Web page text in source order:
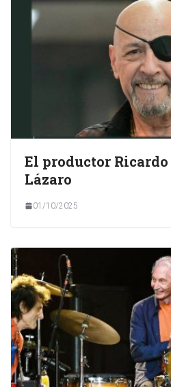
El productor Ricardo
Lázaro
01/10/2025